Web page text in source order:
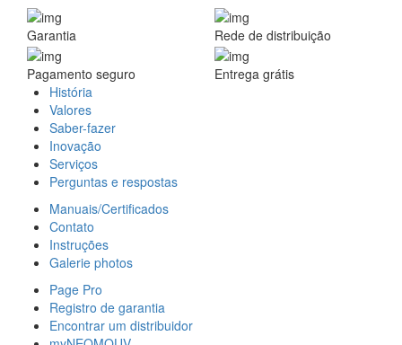
Garantia Rede de distribuição
Pagamento seguro
Entrega grátis
História
Valores
Saber-fazer
Inovação
Serviços
Perguntas e respostas
Manuais/Certificados
Contato
Instruções
Galerie photos
Page Pro
Registro de garantia
Encontrar um distribuidor